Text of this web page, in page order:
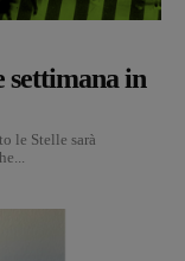
settimana in
le Stelle sarà